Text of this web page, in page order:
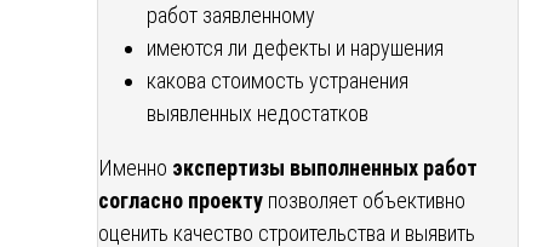
работ заявленному
имеются ли дефекты и нарушения
какова стоимость устранения
выявленных недостатков
Именно экспертизы выполненных работ
согласно проекту позволяет объективно
оценить качество строительства и выявить